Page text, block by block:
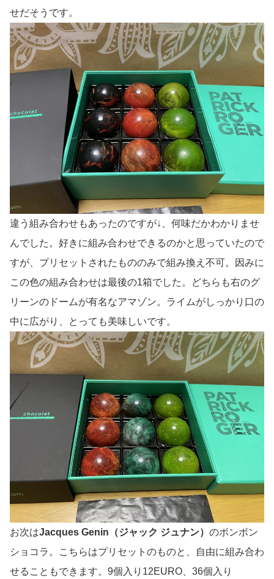
せだそうです。
違う組み合わせもあったのですが↓、何味だかわかりませ
んでした。好きに組み合わせできるのかと思っていたので
すが、プリセットされたもののみで組み換え不可。因みに
この色の組み合わせは最後の1箱でした。どちらも右のグ
リーンのドームが有名なアマゾン。ライムがしっかり口の
中に広がり、とっても美味しいです。
お次はJacques Genin（ジャック ジュナン） のボンボン
ショコラ。こちらはプリセットのものと、自由に組み合わ
せることもできます。9個入り12EURO、36個入り